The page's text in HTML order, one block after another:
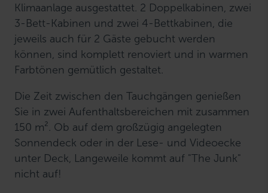
Klimaanlage ausgestattet. 2 Doppelkabinen, zwei
3-Bett-Kabinen und zwei 4-Bettkabinen, die
jeweils auch für 2 Gäste gebucht werden
können, sind komplett renoviert und in warmen
Farbtönen gemütlich gestaltet.
Die Zeit zwischen den Tauchgängen genießen
Sie in zwei Aufenthaltsbereichen mit zusammen
150 m². Ob auf dem großzügig angelegten
Sonnendeck oder in der Lese- und Videoecke
unter Deck, Langeweile kommt auf "The Junk"
nicht auf!